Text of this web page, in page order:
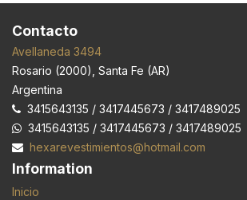
Contacto
Avellaneda 3494
Rosario (2000), Santa Fe (AR)
Argentina
3415643135 / 3417445673 / 3417489025
3415643135 / 3417445673 / 3417489025
hexarevestimientos@hotmail.com
Information
Inicio